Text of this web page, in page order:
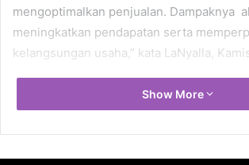
mengoptimalkan penjualan. Dampaknya
meningkatkan pendapatan serta
kelangsungan usaha,” kata LaNyalla,
Berdasarkan data terakhir Kementerian
dari total 64,19 juta pelaku UMKM yang
di ekosistem digital baru mencapai 19
12 juta UMKM. Jumlah ini memang lebih
Show More